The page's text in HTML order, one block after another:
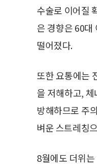
수술로 이어질
은 경향은 60대
떨어졌다.
또한 요통에는
을 저해하고,
방해하므로 주
벼운 스트레칭
8월에도 더위